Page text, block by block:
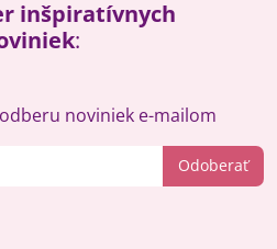
inšpiratívnych
:
Odoberať
noviniek e-mailom